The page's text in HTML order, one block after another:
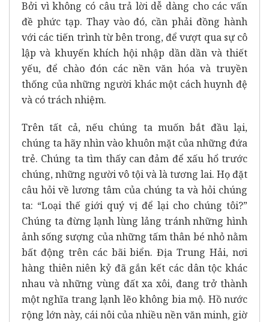
Bởi vì không có câu trả lời dễ dàng cho các vấn
đề phức tạp. Thay vào đó, cần phải đồng hành
với các tiến trình từ bên trong, để vượt qua sự cô
lập và khuyến khích hội nhập dần dần và thiết
yếu, để chào đón các nền văn hóa và truyền
thống của những người khác một cách huynh đệ
và có trách nhiệm.
Trên tất cả, nếu chúng ta muốn bắt đầu lại,
chúng ta hãy nhìn vào khuôn mặt của những đứa
trẻ. Chúng ta tìm thấy can đảm để xấu hổ trước
chúng, những người vô tội và là tương lai. Họ đặt
câu hỏi về lương tâm của chúng ta và hỏi chúng
ta: “Loại thế giới quý vị để lại cho chúng tôi?”
Chúng ta đừng lạnh lùng lảng tránh những hình
ảnh sống sượng của những tấm thân bé nhỏ nằm
bất động trên các bãi biển. Địa Trung Hải, nơi
hàng thiên niên kỷ đã gắn kết các dân tộc khác
nhau và những vùng đất xa xôi, đang trở thành
một nghĩa trang lạnh lẽo không bia mộ. Hồ nước
rộng lớn này, cái nôi của nhiều nền văn minh, giờ